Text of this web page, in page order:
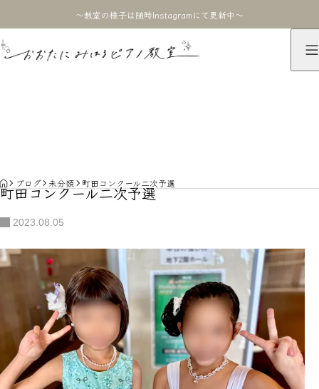
〜教室の様子は随時Instagramにて更新中〜
HOME
ブログ 未分類 町田コンクール二次予選
町田コンクール二次予選
2023.08.05